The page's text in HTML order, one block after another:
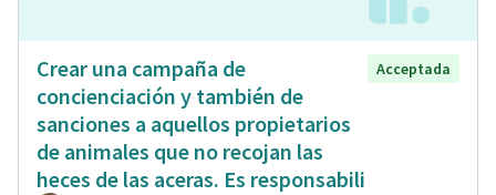
Crear una campaña de
concienciación y también de
sanciones a aquellos propietarios
de animales que no recojan las
heces de las aceras. Es responsabili
Acceptada